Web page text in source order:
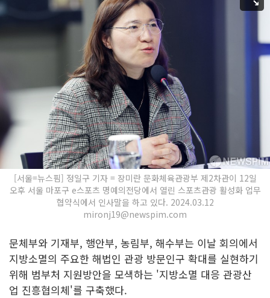
[서울=뉴스핌] 정일구 기자 = 장미란 문화체육관광부 제2차관이 12일
오후 서울 마포구 e스포츠 명예의전당에서 열린 스포츠관광 활성화 업무
협약식에서 인사말을 하고 있다. 2024.03.12
mironj19@newspim.com
문체부와 기재부, 행안부, 농림부, 해수부는 이날 회의에서
지방소멸의 주요한 해법인 관광 방문인구 확대를 실현하기
위해 범부처 지원방안을 모색하는 '지방소멸 대응 관광산
업 진흥협의체'를 구축했다.